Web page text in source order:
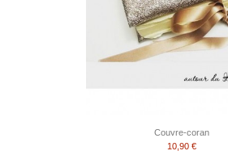
Couvre-coran
10,90 €